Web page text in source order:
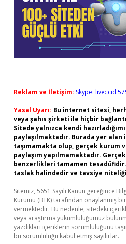
Reklam ve İletişim: Skype:
Yasal Uyarı: Bu internet sitesi,
veya şahıs şirketi ile hiçbir
Sitede yalnızca kendi
paylaşılmaktadır. Burada yer
taşımamakta olup, gerçek kurum
paylaşım yapılmamaktadır.
benzerlikleri tamamen
taslak halindedir ve tavsiye
Sitemiz, 5651 Sayılı Kanun gereğince
Kurumu (BTK) tarafından onaylanmış
vermektedir. Bu nedenle, sitedeki
veya araştırma yükümlülüğümüz
yazdıkları içeriklerin sorumluluğunu
bu sorumluluğu kabul etmiş sayılırlar.